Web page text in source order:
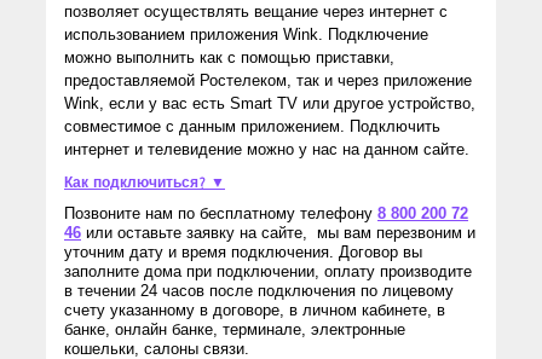
позволяет осуществлять вещание через интернет с
использованием приложения Wink. Подключение
можно выполнить как с помощью приставки,
предоставляемой Ростелеком, так и через приложение
Wink, если у вас есть Smart TV или другое устройство,
совместимое с данным приложением. Подключить
интернет и телевидение можно у нас на данном сайте.
Как подключиться? ▼
Позвоните нам по бесплатному телефону 8 800 200 72
46 или оставьте заявку на сайте, мы вам перезвоним и
уточним дату и время подключения. Договор вы
заполните дома при подключении, оплату производите
в течении 24 часов после подключения по лицевому
счету указанному в договоре, в личном кабинете, в
банке, онлайн банке, терминале, электронные
кошельки, салоны связи.